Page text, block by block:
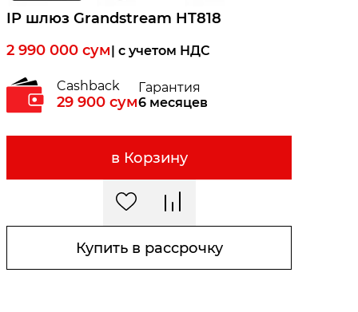
IP шлюз Grandstream HT818
2 990 000 сум| c учетом НДС
Cashback
29 900 сум
Гарантия
6 месяцев
в Корзину
Купить в рассрочку